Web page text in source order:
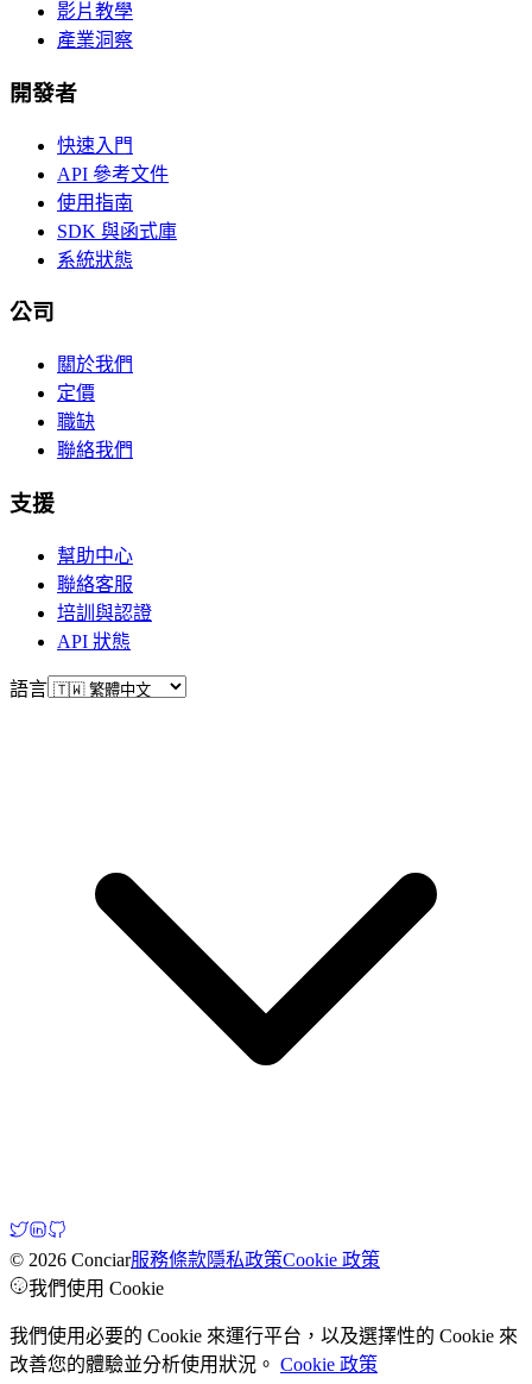
影片教學
產業洞察
開發者
快速入門
API 參考文件
使用指南
SDK 與函式庫
系統狀態
公司
關於我們
定價
職缺
聯絡我們
支援
幫助中心
聯絡客服
培訓與認證
API 狀態
語言
© 2026 Conciar服務條款隱私政策Cookie 政策
我們使用 Cookie
我們使用必要的 Cookie 來運行平台，以及選擇性的 Cookie 來
改善您的體驗並分析使用狀況。 Cookie 政策